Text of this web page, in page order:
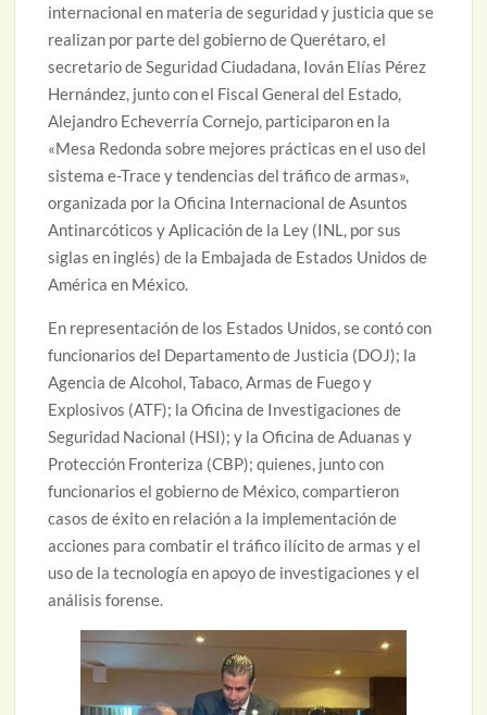
internacional en materia de seguridad y justicia que se
realizan por parte del gobierno de Querétaro, el
secretario de Seguridad Ciudadana, Iován Elías Pérez
Hernández, junto con el Fiscal General del Estado,
Alejandro Echeverría Cornejo, participaron en la
«Mesa Redonda sobre mejores prácticas en el uso del
sistema e-Trace y tendencias del tráfico de armas»,
organizada por la Oficina Internacional de Asuntos
Antinarcóticos y Aplicación de la Ley (INL, por sus
siglas en inglés) de la Embajada de Estados Unidos de
América en México.
En representación de los Estados Unidos, se contó con
funcionarios del Departamento de Justicia (DOJ); la
Agencia de Alcohol, Tabaco, Armas de Fuego y
Explosivos (ATF); la Oficina de Investigaciones de
Seguridad Nacional (HSI); y la Oficina de Aduanas y
Protección Fronteriza (CBP); quienes, junto con
funcionarios el gobierno de México, compartieron
casos de éxito en relación a la implementación de
acciones para combatir el tráfico ilícito de armas y el
uso de la tecnología en apoyo de investigaciones y el
análisis forense.